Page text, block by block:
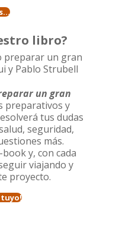
libro?
un gran
preparativos y
tus dudas
seguridad,
más.
y, con cada
viajando y
proyecto.
tuyo!